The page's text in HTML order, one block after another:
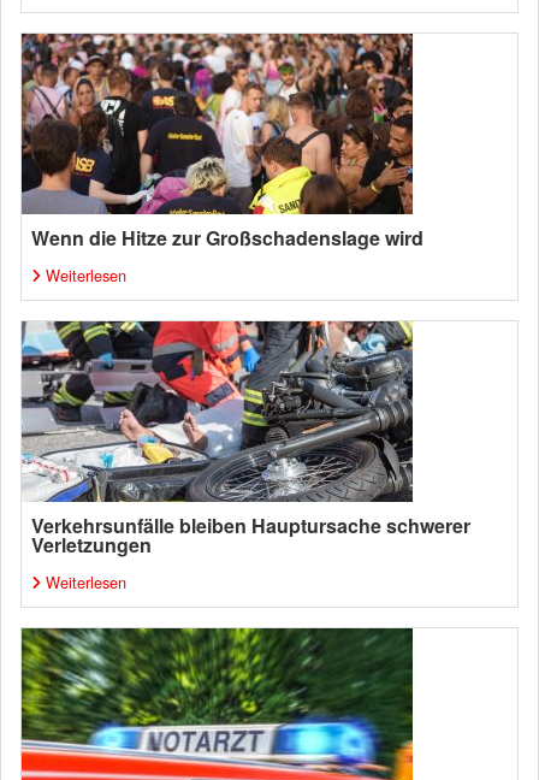
Wenn die Hitze zur Großschadenslage wird
Weiterlesen
Verkehrsunfälle bleiben Hauptursache schwerer
Verletzungen
Weiterlesen